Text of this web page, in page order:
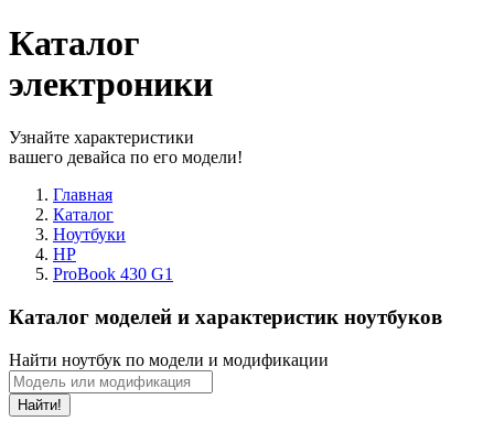
Каталог
электроники
Узнайте характеристики
вашего девайса по его модели!
Главная
Каталог
Ноутбуки
HP
ProBook 430 G1
Каталог моделей и характеристик ноутбуков
Найти ноутбук по модели и модификации
Найти!